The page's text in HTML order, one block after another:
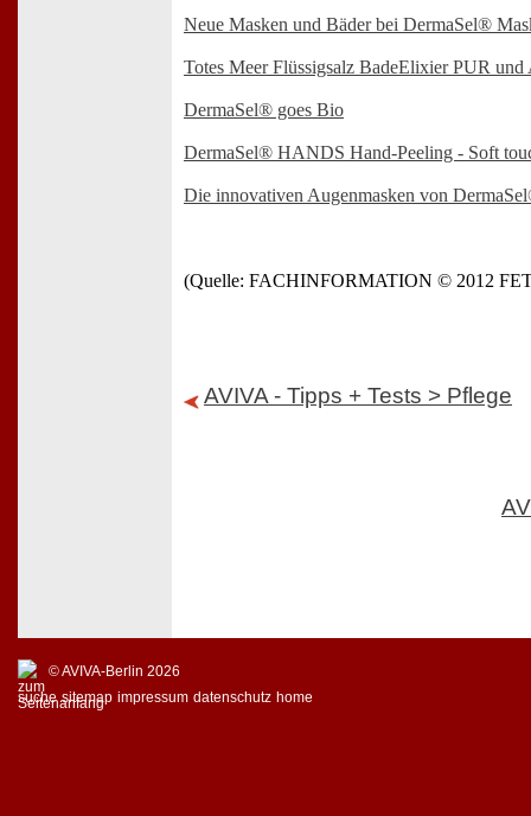
Neue Masken und Bäder bei DermaSel®
Totes Meer Flüssigsalz BadeElixier PUR
DermaSel® goes Bio
DermaSel® HANDS Hand-Peeling - Soft
Die innovativen Augenmasken von
(Quelle: FACHINFORMATION © 2012
AVIVA - Tipps + Tests > Pflege
© AVIVA-Berlin 2026
suche sitemap impressum datenschutz home